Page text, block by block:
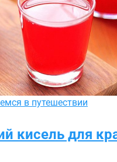
в путешествии
кисель для